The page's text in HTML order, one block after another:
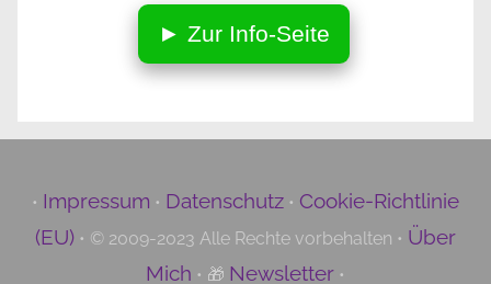
► Zur Info-Seite
• Impressum • Datenschutz • Cookie-Richtlinie
(EU) • © 2009-2023 Alle Rechte vorbehalten • Über
Mich • 🎁 Newsletter •